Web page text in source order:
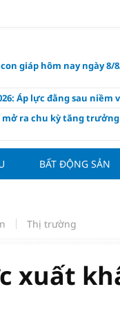
giáp hôm nay ngày 8/
Áp lực đằng sau niềm
mở ra chu kỳ tăng
cá nhân kinh doanh,
lặng sóng
Quốc là “thiên
Man Utd sở hữu tiền
công nghệ của Đông
phường Kiến An, với
BẤT ĐỘNG SẢN
Thị trường
xuất